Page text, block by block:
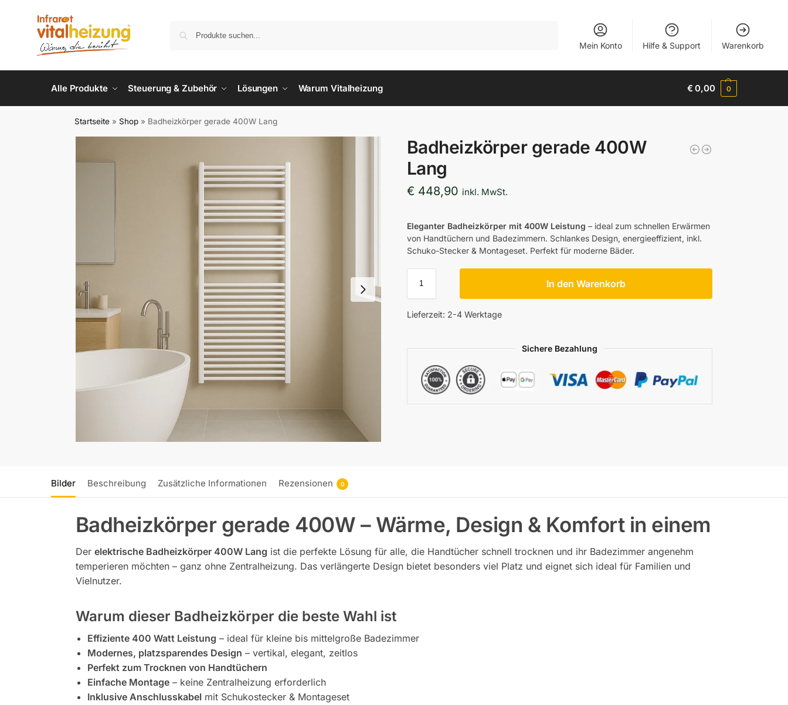
Mein Konto Hilfe & Support Warenkorb
Alle Produkte Steuerung & Zubehör Lösungen Warum Vitalheizung €0,00 0
Startseite »Shop » Badheizkörper gerade 400W Lang
Badheizkörper gerade 400W
Lang
€ 448,90 inkl. MwSt.
Eleganter Badheizkörper mit 400W Leistung – ideal zum schnellen Erwärmen
von Handtüchern und Badezimmern. Schlankes Design, energieeffizient, inkl.
Schuko-Stecker & Montageset. Perfekt für moderne Bäder.
In den Warenkorb
Lieferzeit: 2-4 Werktage
Sichere Bezahlung
Bilder Beschreibung Zusätzliche Informationen Rezensionen 0
Badheizkörper gerade 400W – Wärme, Design & Komfort in einem
Der elektrische Badheizkörper 400W Lang ist die perfekte Lösung für alle, die Handtücher schnell trocknen und ihr Badezimmer angenehm
temperieren möchten – ganz ohne Zentralheizung. Das verlängerte Design bietet besonders viel Platz und eignet sich ideal für Familien und
Vielnutzer.
Warum dieser Badheizkörper die beste Wahl ist
Effiziente 400 Watt Leistung – ideal für kleine bis mittelgroße Badezimmer
Modernes, platzsparendes Design – vertikal, elegant, zeitlos
Perfekt zum Trocknen von Handtüchern
Einfache Montage– keine Zentralheizung erforderlich
Inklusive Anschlusskabel mit Schukostecker & Montageset